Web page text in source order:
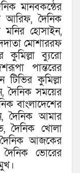
মানবকন্ঠের
আরিফ, দৈনিক
মনির হোসাইন,
মোশাররফ
কুমিল্লা ব্যুরো
পান্তরের
টিভির কুমিল্লা
দৈনিক সময়ের
বাংলাদেশের
দৈনিক আমার
দৈনিক খোলা
দৈনিক আজকের
দৈনিক ভোরের